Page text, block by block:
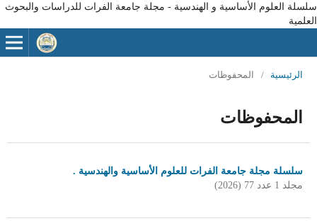
سلسلة العلوم الأساسية و الهندسية - مجلة جامعة الفرات للدراسات والبحوث
العلمية
الرئيسية / المحفوظات
المحفوظات
سلسلة مجلة جامعة الفرات للعلوم الأساسية والهندسية .
مجلد 1 عدد 77 (2026)